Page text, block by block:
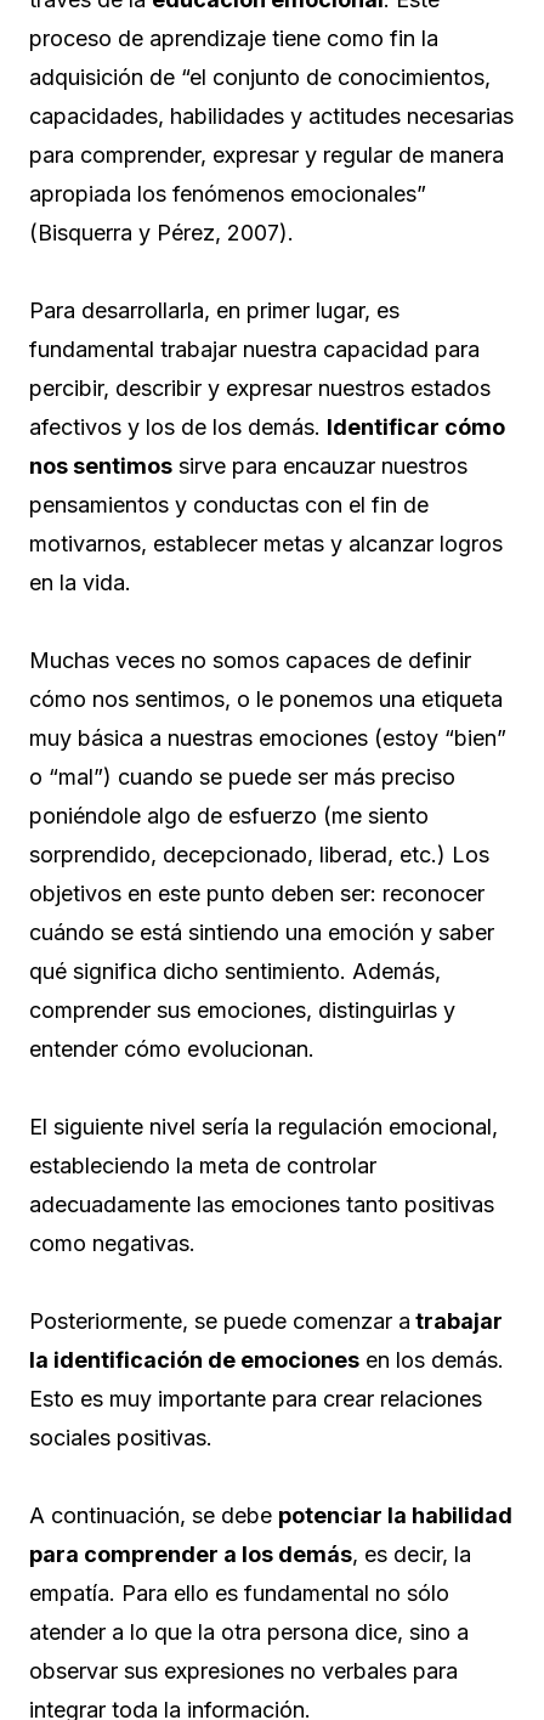
proceso de aprendizaje tiene como fin la
adquisición de “el conjunto de conocimientos,
capacidades, habilidades y actitudes necesarias
para comprender, expresar y regular de manera
apropiada los fenómenos emocionales”
(Bisquerra y Pérez, 2007).
Para desarrollarla, en primer lugar, es
fundamental trabajar nuestra capacidad para
percibir, describir y expresar nuestros estados
afectivos y los de los demás. Identificar cómo
nos sentimos sirve para encauzar nuestros
pensamientos y conductas con el fin de
motivarnos, establecer metas y alcanzar logros
en la vida.
Muchas veces no somos capaces de definir
cómo nos sentimos, o le ponemos una etiqueta
muy básica a nuestras emociones (estoy “bien”
o “mal”) cuando se puede ser más preciso
poniéndole algo de esfuerzo (me siento
sorprendido, decepcionado, liberad, etc.) Los
objetivos en este punto deben ser: reconocer
cuándo se está sintiendo una emoción y saber
qué significa dicho sentimiento. Además,
comprender sus emociones, distinguirlas y
entender cómo evolucionan.
El siguiente nivel sería la regulación emocional,
estableciendo la meta de controlar
adecuadamente las emociones tanto positivas
como negativas.
Posteriormente, se puede comenzar a trabajar
la identificación de emociones en los demás.
Esto es muy importante para crear relaciones
sociales positivas.
A continuación, se debe potenciar la habilidad
para comprender a los demás, es decir, la
empatía. Para ello es fundamental no sólo
atender a lo que la otra persona dice, sino a
observar sus expresiones no verbales para
integrar toda la información.